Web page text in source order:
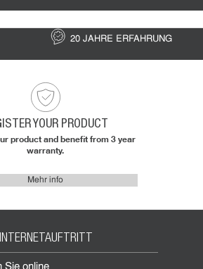
20 JAHRE ERFAHRUNG
YOUR PRODUCT
product and benefit from 3 year
warranty.
Mehr info
INTERNETAUFTRITT